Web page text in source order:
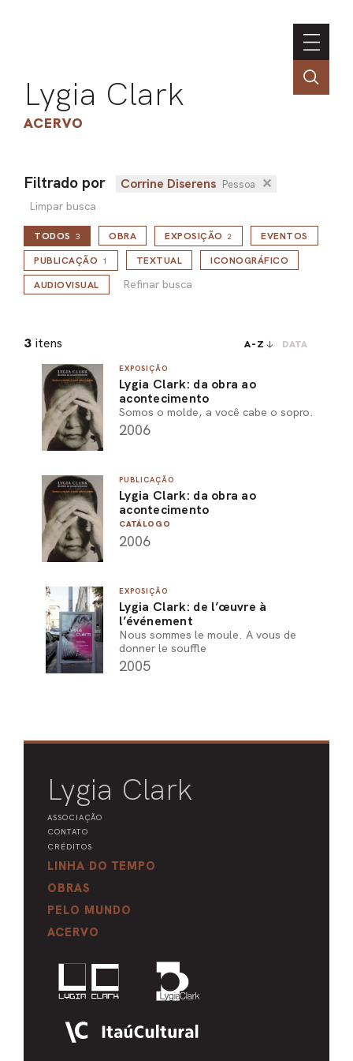
Lygia Clark
ACERVO
Filtrado por Corrine Diserens Pessoa ✕
Limpar busca
TODOS 3
Refinar busca
OBRA EXPOSIÇÃO 2
EVENTOS
PUBLICAÇÃO
1 TEXTUAL
ICONOGRÁFICO
AUDIOVISUAL
Refinar busca
3 itens A-Z DATA
EXPOSIÇÃO
Lygia Clark: da obra ao
acontecimento
Somos o molde, a você cabe o sopro.
2006
PUBLICAÇÃO
Lygia Clark: da obra ao
acontecimento
CATÁLOGO
2006
EXPOSIÇÃO
Lygia Clark: de l’œuvre à
l’événement
Nous sommes le moule. A vous de
donner le souffle
2005
Lygia Clark
ASSOCIAÇÃO
CONTATO
CRÉDITOS
LINHA DO TEMPO
OBRAS
PELO MUNDO
ACERVO